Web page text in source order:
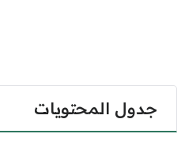
جدول المحتويات